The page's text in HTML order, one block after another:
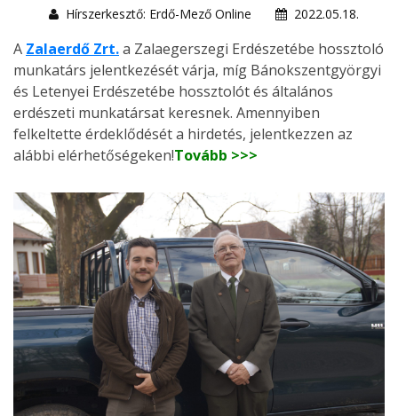
Hírszerkesztő: Erdő-Mező Online 2022.05.18.
A Zalaerdő Zrt.a Zalaegerszegi Erdészetébe hossztoló
munkatárs jelentkezését várja, míg Bánokszentgyörgyi
és Letenyei Erdészetébe hossztolót és általános
erdészeti munkatársat keresnek. Amennyiben
felkeltette érdeklődését a hirdetés, jelentkezzen az
alábbi elérhetőségeken!Tovább >>>